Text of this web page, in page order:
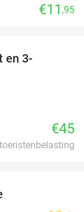
€11 ,95
en 3-
€45